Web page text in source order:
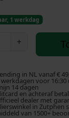
1 werkdag
+
in NL vanaf €
voor
14 dagen
en achteraf
dealer met
in Zutphen
van 1500+